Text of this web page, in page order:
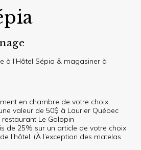
à l’Hôtel Sépia & magasiner à
en chambre de votre choix
valeur de 50$ à Laurier Québec
Le Galopin
de 25% sur un article de votre choix
l’hôtel. (À l’exception des matelas